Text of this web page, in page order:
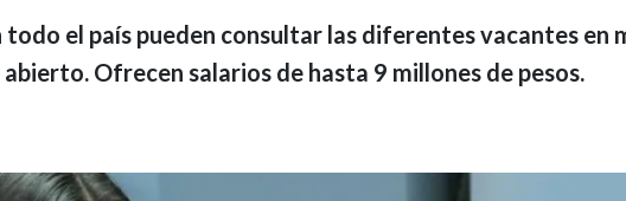
todo el país pueden consultar las diferentes vacantes en
abierto. Ofrecen salarios de hasta 9 millones de pesos.